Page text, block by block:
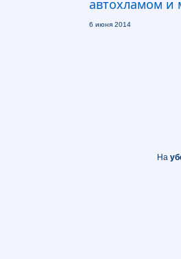
автохламом
6 июня 2014
На